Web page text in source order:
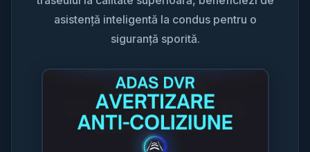
asistență inteligentă la condus pentru o
siguranță sporită.